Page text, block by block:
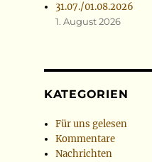
31.07./01.08.2026
1. August 2026
KATEGORIEN
Für uns gelesen
Kommentare
Nachrichten